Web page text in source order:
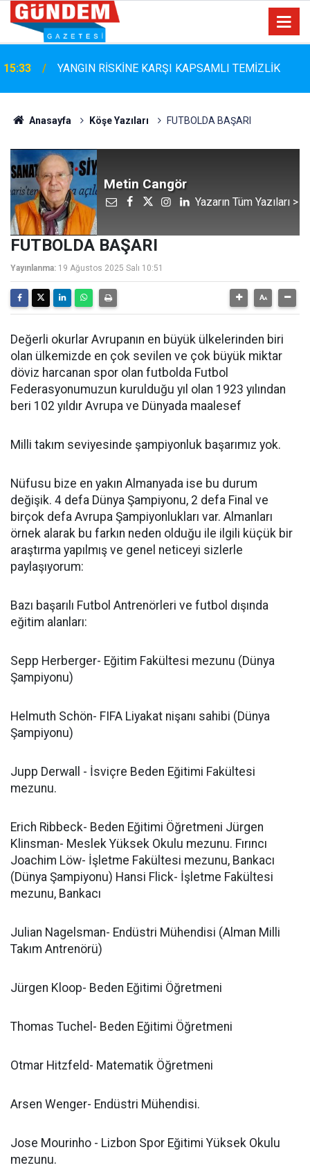
15:33 YANGIN RİSKİNE KARŞI KAPSAMLI TEMİZLİK
Anasayfa Köşe Yazıları FUTBOLDA BAŞARI
Metin Cangör
Yazarın Tüm Yazıları >
FUTBOLDA BAŞARI
Yayınlanma: 19 Ağustos 2025 Salı 10:51
Değerli okurlar Avrupanın en büyük ülkelerinden biri
olan ülkemizde en çok sevilen ve çok büyük miktar
döviz harcanan spor olan futbolda Futbol
Federasyonumuzun kurulduğu yıl olan 1923 yılından
beri 102 yıldır Avrupa ve Dünyada maalesef
Milli takım seviyesinde şampiyonluk başarımız yok.
Nüfusu bize en yakın Almanyada ise bu durum
değişik. 4 defa Dünya Şampiyonu, 2 defa Final ve
birçok defa Avrupa Şampiyonlukları var. Almanları
örnek alarak bu farkın neden olduğu ile ilgili küçük bir
araştırma yapılmış ve genel neticeyi sizlerle
paylaşıyorum:
Bazı başarılı Futbol Antrenörleri ve futbol dışında
eğitim alanları:
Sepp Herberger- Eğitim Fakültesi mezunu (Dünya
Şampiyonu)
Helmuth Schön- FIFA Liyakat nişanı sahibi (Dünya
Şampiyonu)
Jupp Derwall - İsviçre Beden Eğitimi Fakültesi
mezunu.
Erich Ribbeck- Beden Eğitimi Öğretmeni Jürgen
Klinsman- Meslek Yüksek Okulu mezunu. Fırıncı
Joachim Löw- İşletme Fakültesi mezunu, Bankacı
(Dünya Şampiyonu) Hansi Flick- İşletme Fakültesi
mezunu, Bankacı
Julian Nagelsman- Endüstri Mühendisi (Alman Milli
Takım Antrenörü)
Jürgen Kloop- Beden Eğitimi Öğretmeni
Thomas Tuchel- Beden Eğitimi Öğretmeni
Otmar Hitzfeld- Matematik Öğretmeni
Arsen Wenger- Endüstri Mühendisi.
Jose Mourinho - Lizbon Spor Eğitimi Yüksek Okulu
mezunu.